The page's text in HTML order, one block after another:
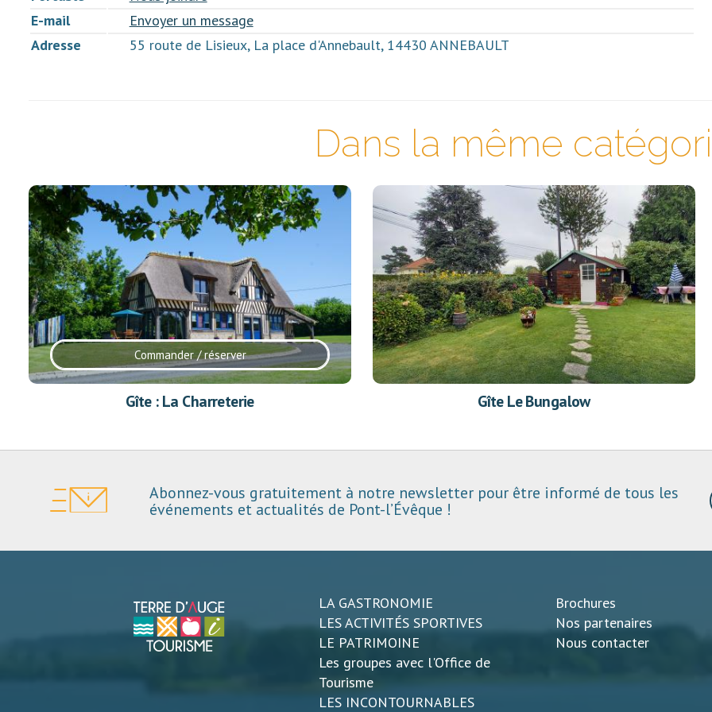
E-mail
Envoyer un message
Adresse
55 route de Lisieux, La place d'Annebault, 14430 ANNEBAULT
Dans la même
Commander / réserver
Gîte : La Charreterie Gîte Le Bungalow
Abonnez-vous gratuitement à notre newsletter pour être informé de tous les
événements et actualités de Pont-l’Évêque !
LA GASTRONOMIE
LES ACTIVITÉS SPORTIVES
LE PATRIMOINE
Les groupes avec l'Office de
Tourisme
LES INCONTOURNABLES
Brochures
Nos partenaires
Nous contacter